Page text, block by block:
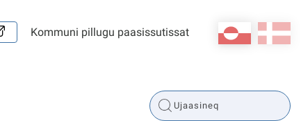
da
kl-GL
Kommuni pillugu paasissutissat